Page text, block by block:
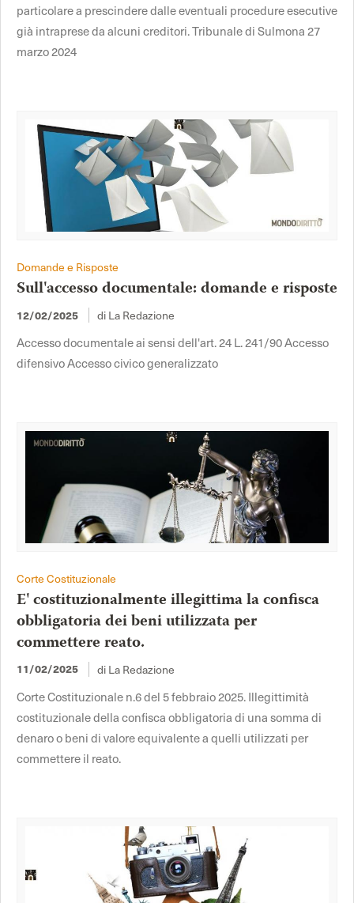
particolare a prescindere dalle eventuali procedure esecutive
già intraprese da alcuni creditori. Tribunale di Sulmona 27
marzo 2024
Domande e Risposte
Sull'accesso documentale: domande e risposte
12/02/2025 di La Redazione
Accesso documentale ai sensi dell'art. 24 L. 241/90 Accesso
difensivo Accesso civico generalizzato
Corte Costituzionale
E' costituzionalmente illegittima la confisca
obbligatoria dei beni utilizzata per
commettere reato.
11/02/2025 di La Redazione
Corte Costituzionale n.6 del 5 febbraio 2025. Illegittimità
costituzionale della confisca obbligatoria di una somma di
denaro o beni di valore equivalente a quelli utilizzati per
commettere il reato.